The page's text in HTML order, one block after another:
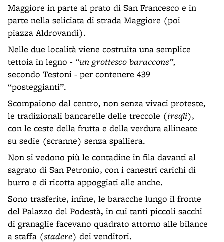
Maggiore in parte al prato di San Francesco e in
parte nella seliciata di strada Maggiore (poi
piazza Aldrovandi).
Nelle due località viene costruita una semplice
tettoia in legno - “un grottesco baraccone”,
secondo Testoni - per contenere 439
“posteggianti”.
Scompaiono dal centro, non senza vivaci proteste,
le tradizionali bancarelle delle treccole (treqli),
con le ceste della frutta e della verdura allineate
su sedie (scranne) senza spalliera.
Non si vedono più le contadine in fila davanti al
sagrato di San Petronio, con i canestri carichi di
burro e di ricotta appoggiati alle anche.
Sono trasferite, infine, le baracche lungo il fronte
del Palazzo del Podestà, in cui tanti piccoli sacchi
di granaglie facevano quadrato attorno alle bilance
a staffa (stadere) dei venditori.